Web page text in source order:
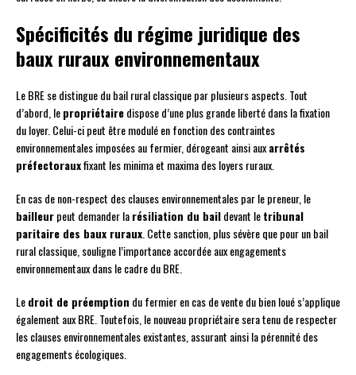
Spécificités du régime juridique des
baux ruraux environnementaux
Le BRE se distingue du bail rural classique par plusieurs aspects. Tout
d’abord, lepropriétairedispose d’une plus grande liberté dans la fixation
du loyer. Celui-ci peut être modulé en fonction des contraintes
environnementales imposées au fermier, dérogeant ainsi auxarrêtés
préfectorauxfixant les minima et maxima des loyers ruraux.
En cas de non-respect des clauses environnementales par le preneur, le
bailleurpeut demander larésiliation du baildevant letribunal
paritaire des baux ruraux . Cette sanction, plus sévère que pour un bail
rural classique, souligne l’importance accordée aux engagements
environnementaux dans le cadre du BRE.
Ledroit de préemption du fermier en cas de vente du bien loué s’applique
également aux BRE. Toutefois, le nouveau propriétaire sera tenu de respecter
les clauses environnementales existantes, assurant ainsi la pérennité des
engagements écologiques.